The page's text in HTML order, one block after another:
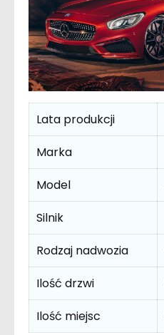
Lata produkcji
Marka
Model
Silnik
Rodzaj nadwozia
Ilość drzwi
Ilość miejsc